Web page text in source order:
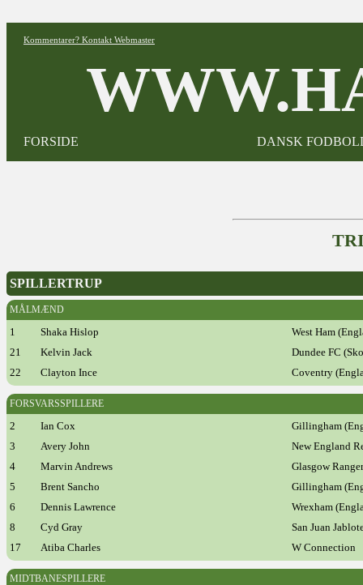
Kommentarer? Kontakt Webmaster
FORSIDE DANSK
SPILLERTRUP
MÅLMÆND
1 Shaka Hislop
West Ham
21
Kelvin Jack
Dundee FC
22
Clayton Ince Coventry
FORSVARSSPILLERE
2 Ian Cox
Gillingham
3
Avery John
New England
4
Marvin Andrews
Glasgow
5
Brent Sancho
Gillingham
6
Dennis Lawrence
Wrexham
8
Cyd Gray
San Juan
17
Atiba Charles W Connection
MIDTBANESPILLERE